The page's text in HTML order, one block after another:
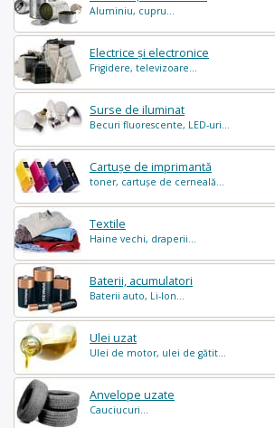
Aluminiu, cupru...
Electrice și electronice
Frigidere, televizoare...
Surse de iluminat
Becuri fluorescente, LED-uri...
Cartușe de imprimantă
toner, cartușe de cerneală...
Textile
Haine vechi, draperii...
Baterii, acumulatori
Baterii auto, Li-Ion...
Ulei uzat
Ulei de motor, ulei de gătit...
Anvelope uzate
Cauciucuri...